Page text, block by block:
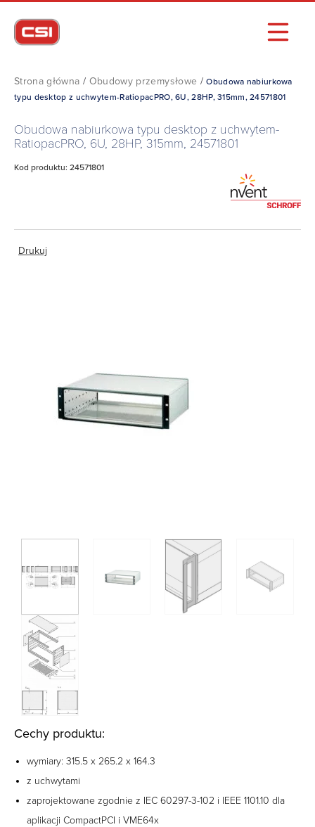
Strona główna / Obudowy przemysłowe /Obudowa nabiurkowa
typu desktop z uchwytem-RatiopacPRO, 6U, 28HP, 315mm, 24571801
Obudowa nabiurkowa typu desktop z uchwytem-
RatiopacPRO, 6U, 28HP, 315mm, 24571801
Kod produktu: 24571801
Drukuj
Cechy produktu:
wymiary: 315.5 x 265.2 x 164.3
z uchwytami
zaprojektowane zgodnie z IEC 60297-3-102 i IEEE 1101.10 dla
aplikacji CompactPCI i VME64x